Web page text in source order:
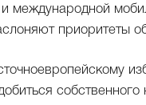
и международной
приоритеты
собственного